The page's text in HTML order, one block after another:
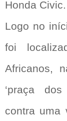
Honda Civic.
Logo no
foi
Africanos,
‘praça
contra uma